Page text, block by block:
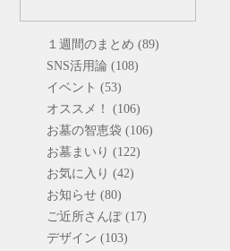
１週間のまとめ (89)
SNS活用論 (108)
イベント (53)
オススメ！ (106)
お墓の智恵袋 (106)
お墓まいり (122)
お気に入り (42)
お知らせ (80)
ご近所さんぽ (17)
デザイン (103)